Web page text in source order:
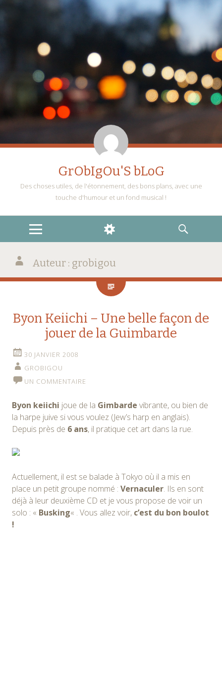
GrObIgOu'S bLoG
Des choses utiles, de l'étonnement, des bons plans, avec une
touche d'humour et un fond musical !
MENU
WIDGETS
RECHERCHE
Auteur : grobigou
Byon Keiichi – Une belle façon de
jouer de la Guimbarde
30 JANVIER 2008
GROBIGOU
UN COMMENTAIRE
Byon keiichi joue de la Gimbarde vibrante, ou bien de
la harpe juive si vous voulez (Jew’s harp en anglais).
Depuis près de 6 ans, il pratique cet art dans la rue.
Actuellement, il est se balade à Tokyo où il a mis en
place un petit groupe nommé : Vernaculer. Ils en sont
déjà à leur deuxième CD et je vous propose de voir un
solo : « Busking« . Vous allez voir, c’est du bon boulot
!